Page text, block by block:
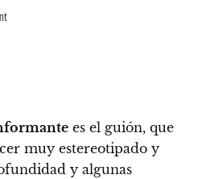
es el guión, que
muy estereotipado y
y algunas